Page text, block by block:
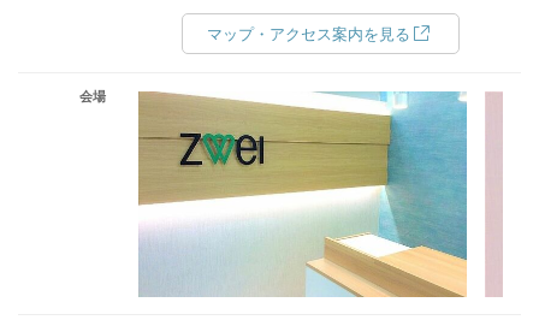
マップ・アクセス案内を見る
会場